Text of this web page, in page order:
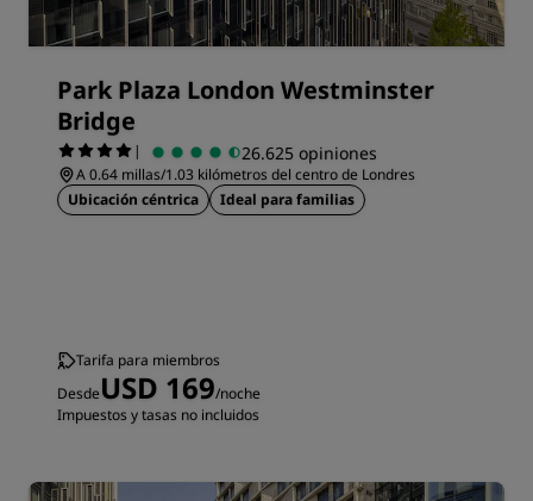
Park Plaza London Westminster
Bridge
| 26.625 opiniones
A 0.64 millas/1.03 kilómetros del centro de Londres
Ubicación céntrica
Ideal para familias
Tarifa para miembros
DesdeUSD 169/noche
Impuestos y tasas no incluidos